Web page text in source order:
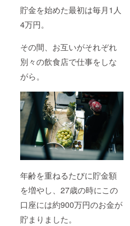
貯金を始めた最初は毎月1人
4万円。
その間、お互いがそれぞれ
別々の飲食店で仕事をしな
がら。
年齢を重ねるたびに貯金額
を増やし、27歳の時にこの
口座には約900万円のお金が
貯まりました。